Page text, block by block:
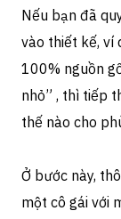
Nếu bạn đã
vào thiết kế, ví
100% nguồn
nhỏ” , thì tiếp
thế nào cho
Ở bước này,
một cô gái với